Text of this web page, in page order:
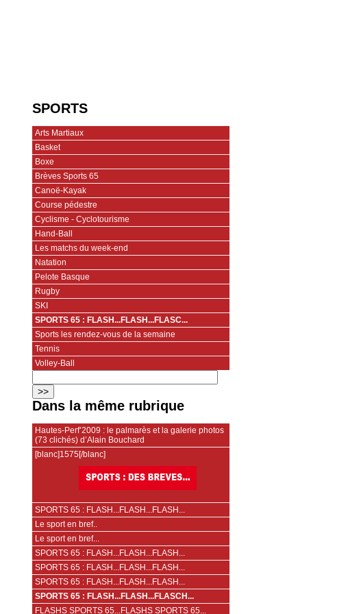
SPORTS
Arts Martiaux
Basket
Boxe
Brèves Sports 65
Canoë-Kayak
Course pédestre
Cyclisme - Cyclotourisme
Hand-Ball
Les matchs du week-end
Natation
Pelote Basque
Rugby
SKI
SPORTS 65 : FLASH...FLASH...FLASC...
Sports les rendez-vous de la semaine
Tennis
Volley-Ball
Dans la même rubrique
Hautes-Perf’2009 : le palmarès et la galerie photos
(73 clichés) d’Alain Bouchard
[blanc]1575[/blanc]
SPORTS 65 : FLASH...FLASH...FLASH...
Le sport en bref..
Le sport en bref...
SPORTS 65 : FLASH...FLASH...FLASH...
SPORTS 65 : FLASH...FLASH...FLASH...
SPORTS 65 : FLASH...FLASH...FLASH...
SPORTS 65 : FLASH...FLASH...FLASCH...
FLASHS SPORTS 65...FLASHS SPORTS 65...